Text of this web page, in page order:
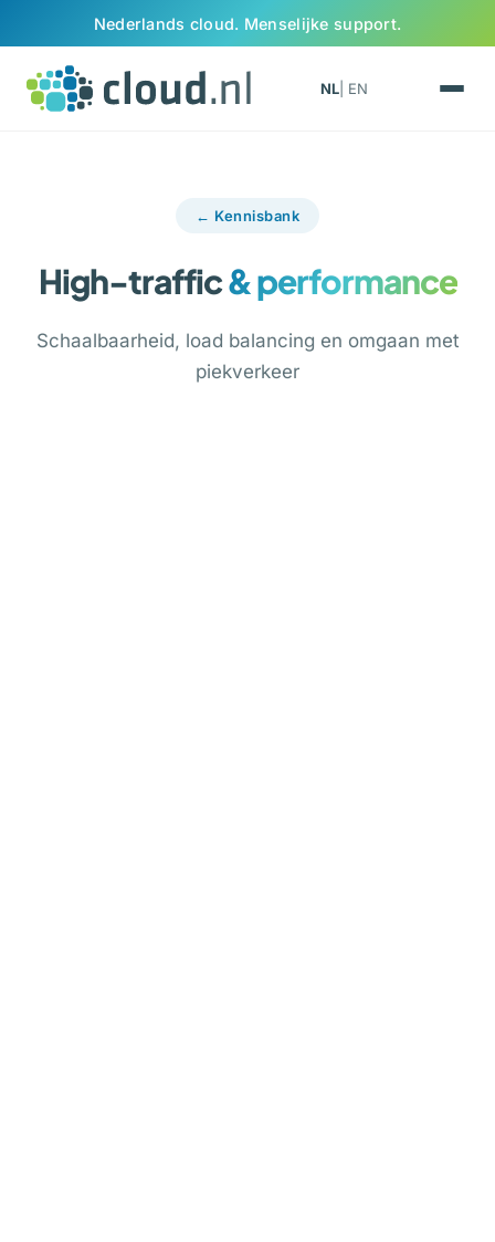
Ga naar inhoud
Nederlands cloud. Menselijke support.
NL| EN
← Kennisbank
High-traffic& performance
Schaalbaarheid, load balancing en omgaan met
piekverkeer